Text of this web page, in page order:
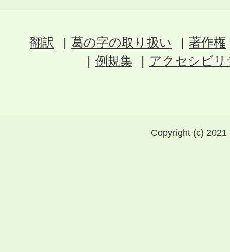
翻訳 葛の字の取り扱い
著作権
例規集
アクセシビ
Copyright (c)